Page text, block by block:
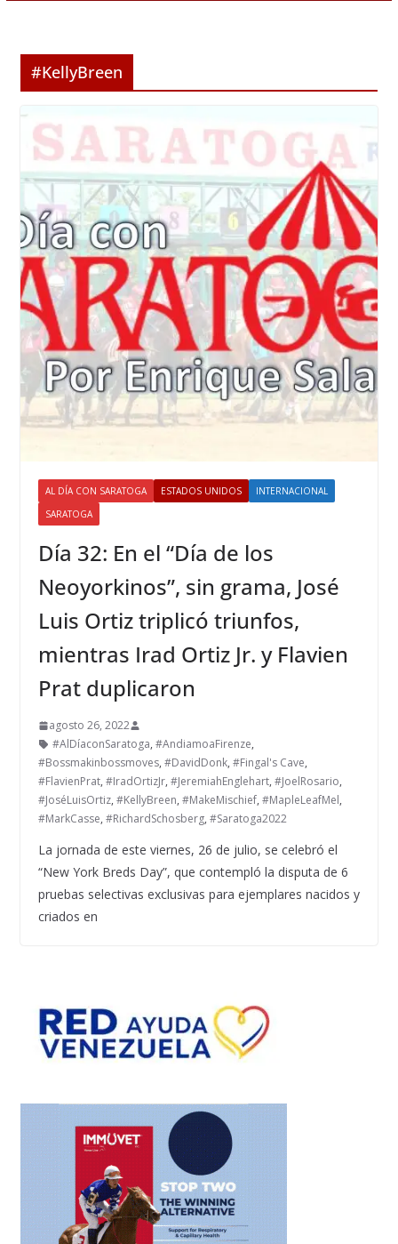
#KellyBreen
AL DÍA CON SARATOGA ESTADOS UNIDOS
INTERNACIONAL
SARATOGA
Día 32: En el “Día de los
Neoyorkinos”, sin grama, José
Luis Ortiz triplicó triunfos,
mientras Irad Ortiz Jr. y Flavien
Prat duplicaron
agosto 26, 2022
#AlDíaconSaratoga, #AndiamoaFirenze,
#Bossmakinbossmoves, #DavidDonk, #Fingal's Cave,
#FlavienPrat, #IradOrtizJr, #JeremiahEnglehart, #JoelRosario,
#JoséLuisOrtiz, #KellyBreen, #MakeMischief, #MapleLeafMel,
#MarkCasse, #RichardSchosberg, #Saratoga2022
La jornada de este viernes, 26 de julio, se celebró el
“New York Breds Day”, que contempló la disputa de 6
pruebas selectivas exclusivas para ejemplares nacidos y
criados en